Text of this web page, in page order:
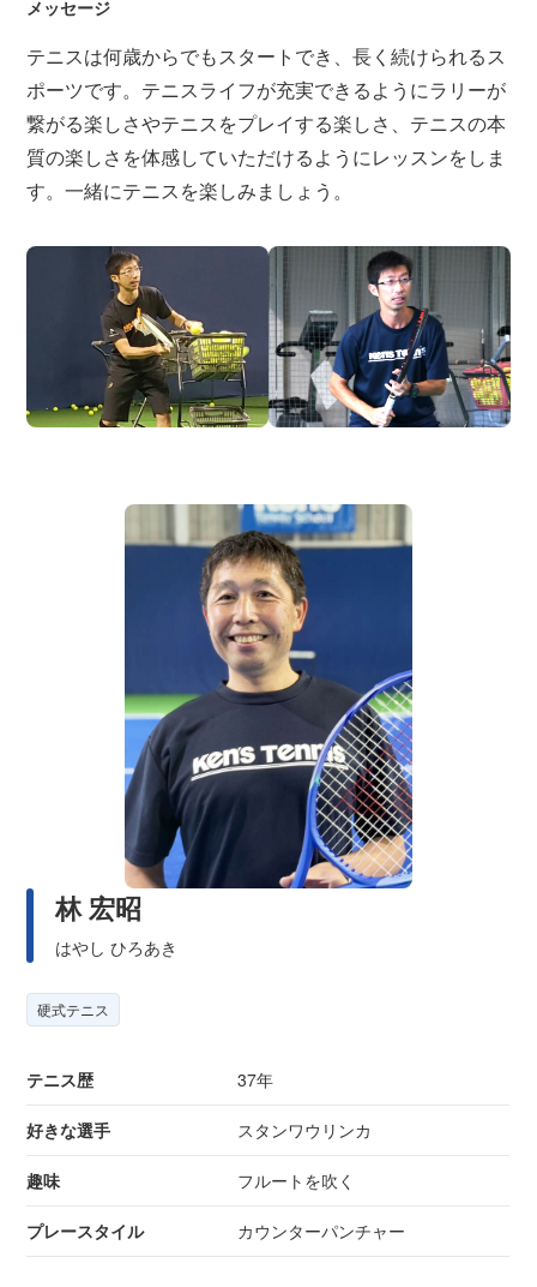
メッセージ
テニスは何歳からでもスタートでき、長く続けられるス
ポーツです。テニスライフが充実できるようにラリーが
繋がる楽しさやテニスをプレイする楽しさ、テニスの本
質の楽しさを体感していただけるようにレッスンをしま
す。一緒にテニスを楽しみましょう。
林 宏昭
はやし ひろあき
硬式テニス
テニス歴 37年
好きな選手 スタンワウリンカ
趣味 フルートを吹く
プレースタイル カウンターパンチャー